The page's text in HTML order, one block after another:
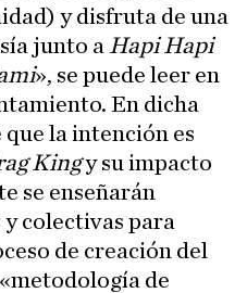
y disfruta de una
junto a Hapi Hapi
», se puede leer en
En dicha
la intención es
Kingy su impacto
se enseñarán
colectivas para
de creación del
de